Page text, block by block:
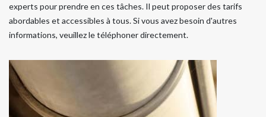
experts pour prendre en ces tâches. Il peut proposer des tarifs
abordables et accessibles à tous. Si vous avez besoin d'autres
informations, veuillez le téléphoner directement.